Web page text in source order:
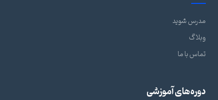
مدرس شوید
وبلاگ
تماس با ما
دوره‌های آموزشی